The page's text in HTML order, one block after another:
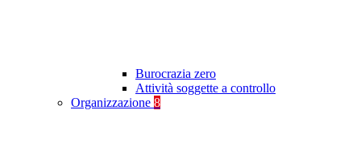
Burocrazia zero
Attività soggette a controllo
Organizzazione 8